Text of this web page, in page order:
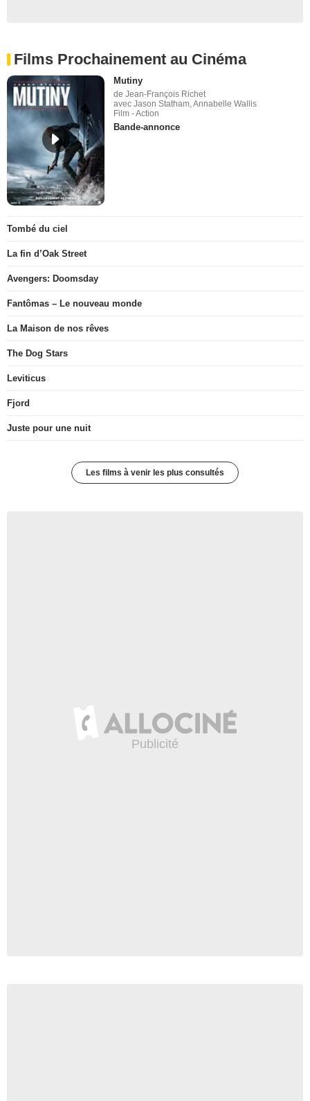
Films Prochainement au Cinéma
Mutiny
de Jean-François Richet
avec Jason Statham, Annabelle Wallis
Film - Action
Bande-annonce
Tombé du ciel
La fin d’Oak Street
Avengers: Doomsday
Fantômas – Le nouveau monde
La Maison de nos rêves
The Dog Stars
Leviticus
Fjord
Juste pour une nuit
Les films à venir les plus consultés